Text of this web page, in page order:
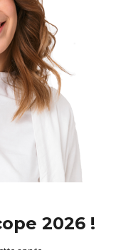
2026 !